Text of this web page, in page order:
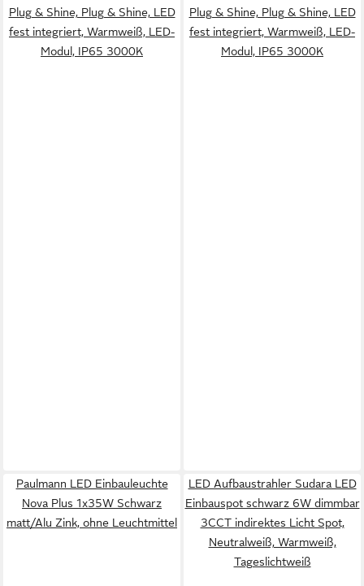
Plug & Shine, Plug & Shine, LED
fest integriert, Warmweiß, LED-
Modul, IP65 3000K
Plug & Shine, Plug & Shine, LED
fest integriert, Warmweiß, LED-
Modul, IP65 3000K
Paulmann LED Einbauleuchte
Nova Plus 1x35W Schwarz
matt/Alu Zink, ohne Leuchtmittel
LED Aufbaustrahler Sudara LED
Einbauspot schwarz 6W dimmbar
3CCT indirektes Licht Spot,
Neutralweiß, Warmweiß,
Tageslichtweiß